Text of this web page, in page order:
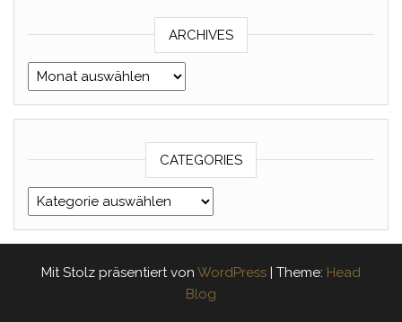
ARCHIVES
Archives
CATEGORIES
Categories
Mit Stolz präsentiert von WordPress | Theme: Head
Blog